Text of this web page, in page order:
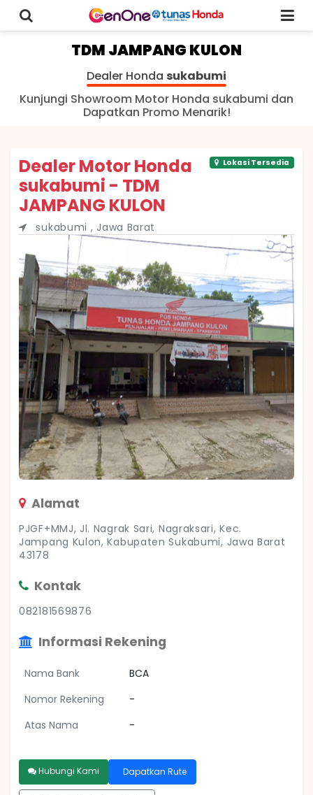
TDM JAMPANG KULON
Dealer Honda sukabumi
Kunjungi Showroom Motor Honda sukabumi dan
Dapatkan Promo Menarik!
Dealer Motor Honda
sukabumi - TDM
JAMPANG KULON
sukabumi , Jawa Barat
Lokasi Tersedia
Alamat
PJGF+MMJ, Jl. Nagrak Sari, Nagraksari, Kec.
Jampang Kulon, Kabupaten Sukabumi, Jawa Barat
43178
Kontak
082181569876
Informasi Rekening
Nama Bank
BCA
Nomor Rekening
-
Atas Nama
-
Hubungi Kami Dapatkan Rute